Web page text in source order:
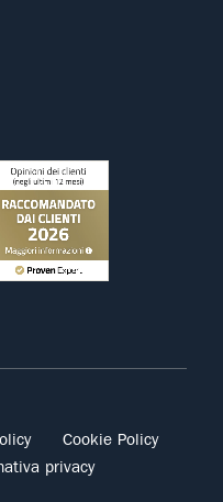
Cookie Policy
privacy